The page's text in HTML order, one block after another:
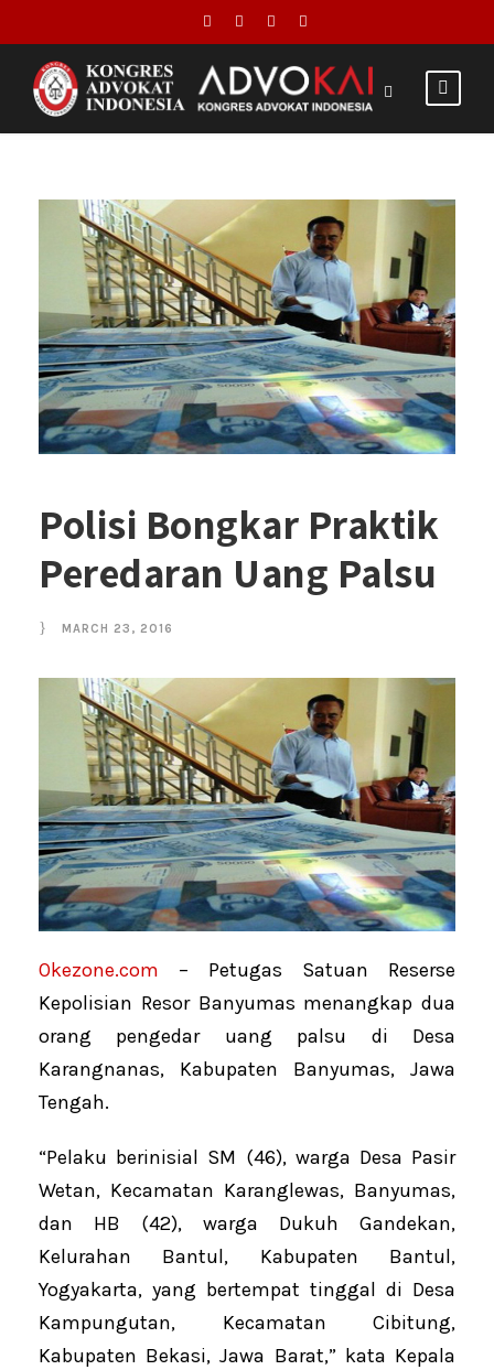
Polisi Bongkar Praktik
Peredaran Uang Palsu
MARCH 23, 2016
Okezone.com – Petugas Satuan Reserse
Kepolisian Resor Banyumas menangkap dua
orang pengedar uang palsu di Desa
Karangnanas, Kabupaten Banyumas, Jawa
Tengah.
“Pelaku berinisial SM (46), warga Desa Pasir
Wetan, Kecamatan Karanglewas, Banyumas,
dan HB (42), warga Dukuh Gandekan,
Kelurahan Bantul, Kabupaten Bantul,
Yogyakarta, yang bertempat tinggal di Desa
Kampungutan, Kecamatan Cibitung,
Kabupaten Bekasi, Jawa Barat,” kata Kepala